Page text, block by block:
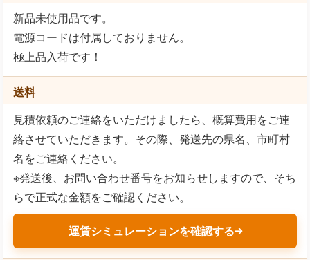
新品未使用品です。
電源コードは付属しておりません。
極上品入荷です！
送料
見積依頼のご連絡をいただけましたら、概算費用をご連
絡させていただきます。その際、発送先の県名、市町村
名をご連絡ください。
※発送後、お問い合わせ番号をお知らせしますので、そち
らで正式な金額をご確認ください。
運賃シミュレーションを確認する